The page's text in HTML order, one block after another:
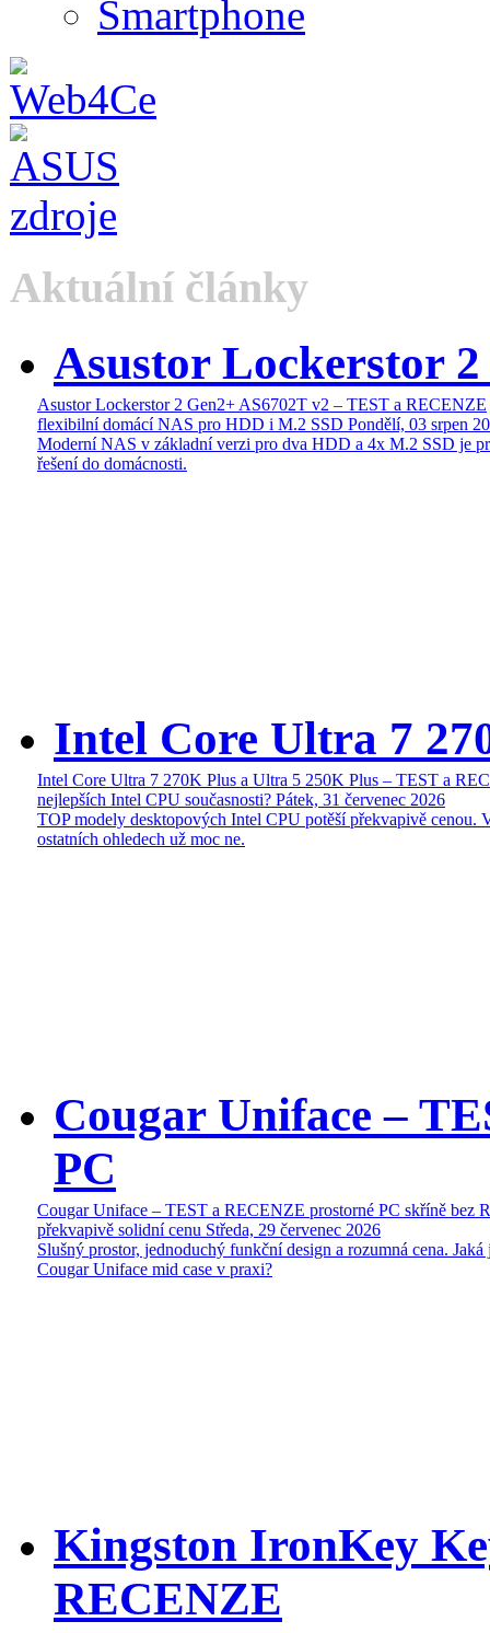
Smartphone
Aktuální články
Asustor Lockerstor
Asustor Lockerstor 2 Gen2+ AS6702T v2 – TEST a RECENZE
flexibilní domácí NAS pro HDD i M.2 SSD Pondělí, 03 srpen
Moderní NAS v základní verzi pro dva HDD a 4x M.2 SSD je
řešení do domácnosti.
Intel Core Ultra 7
Intel Core Ultra 7 270K Plus a Ultra 5 250K Plus – TEST a
nejlepších Intel CPU současnosti? Pátek, 31 červenec 2026
TOP modely desktopových Intel CPU potěší překvapivě cenou.
ostatních ohledech už moc ne.
Cougar Uniface –
PC
Cougar Uniface – TEST a RECENZE prostorné PC skříně bez
překvapivě solidní cenu Středa, 29 červenec 2026
Slušný prostor, jednoduchý funkční design a rozumná cena. Jaká
Cougar Uniface mid case v praxi?
Kingston IronKey
RECENZE